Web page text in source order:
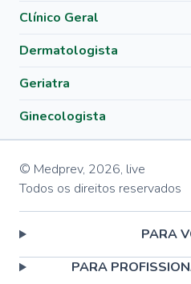
Clínico Geral
Dermatologista
Geriatra
Ginecologista
© Medprev, 2026, live
Todos os direitos reservados
PARA
PARA